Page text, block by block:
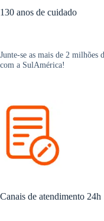
130 anos de cuidado
Junte-se as mais de 2 milhões
com a SulAmérica!
Canais de atendimento 24h